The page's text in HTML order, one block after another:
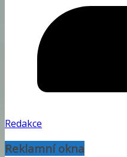
Redakce
Reklamní okna